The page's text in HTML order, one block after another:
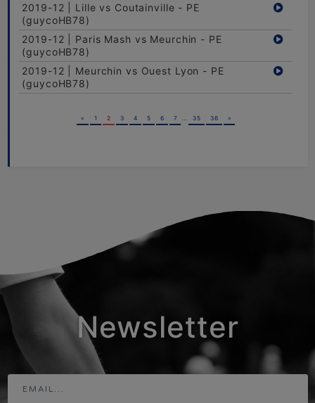
2019-12 | Lille vs Coutainville - PE
(guycoHB78)
2019-12 | Paris Mash vs Meurchin - PE
(guycoHB78)
2019-12 | Meurchin vs Ouest Lyon - PE
(guycoHB78)
« 1 2 3 4 5 6 7 35 36 »
Newsletter